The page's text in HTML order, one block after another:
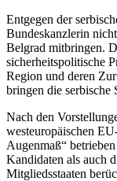
Entgegen der
Bundeskanzlerin
Belgrad mitbringen.
sicherheitspolitische
Region und deren
bringen die serbische
Nach den
westeuropäischen
Augenmaß“
Kandidaten als auch
Mitgliedsstaaten